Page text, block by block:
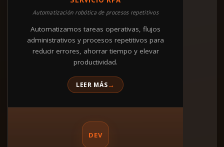
Automatización robótica de procesos repetitivos
Automatizamos tareas operativas, flujos
administrativos y procesos repetitivos para
reducir errores, ahorrar tiempo y elevar
productividad.
LEER MÁS
DEV